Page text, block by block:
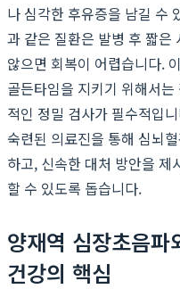
나 심각한 후유증을 남길 수
과 같은 질환은 발병 후 짧은
않으면 회복이 어렵습니다.
골든타임을 지키기 위해서
적인 정밀 검사가 필수적입
숙련된 의료진을 통해 심뇌
하고, 신속한 대처 방안을 제
할 수 있도록 돕습니다.
양재역 심장초음
건강의 핵심